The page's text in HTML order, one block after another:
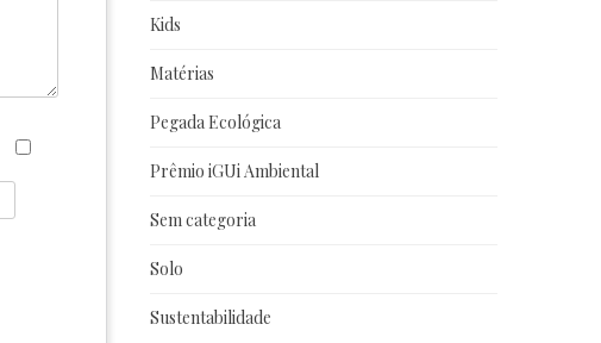
Kids
Matérias
Pegada Ecológica
Prêmio iGUi Ambiental
Sem categoria
Solo
Sustentabilidade